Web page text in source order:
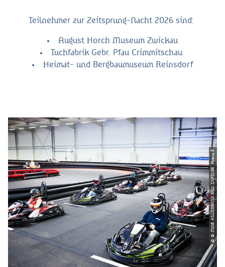
Teilnehmer zur Zeitsprung-Nacht 2026 sind:
August Horch Museum Zwickau
Tuchfabrik Gebr. Pfau Crimmitschau
Heimat- und Bergbaumuseum Reinsdorf
© © MIKE HILLEBRΛND RΛW CΛPTURE, Arena E